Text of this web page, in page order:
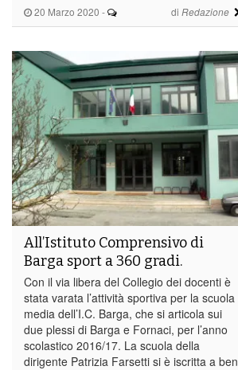
20 Marzo 2020 - di Redazione
All’Istituto Comprensivo di
Barga sport a 360 gradi.
Con il via libera del Collegio dei docenti è
stata varata l’attività sportiva per la scuola
media dell’I.C. Barga, che si articola sui
due plessi di Barga e Fornaci, per l’anno
scolastico 2016/17. La scuola della
dirigente Patrizia Farsetti si è iscritta a ben